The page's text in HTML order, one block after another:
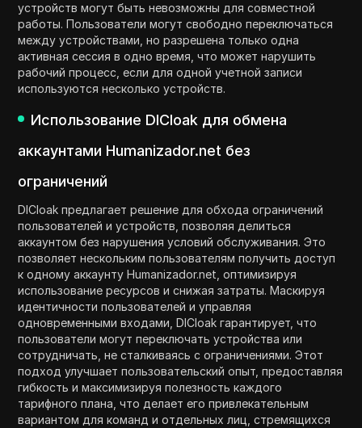
устройств могут быть невозможны для совместной
работы. Пользователи могут свободно переключаться
между устройствами, но разрешена только одна
активная сессия в одно время, что может нарушить
рабочий процесс, если для одной учетной записи
используются несколько устройств.
Использование DICloak для обмена
аккаунтами Humanizador.net без
ограничений
DICloak предлагает решение для обхода ограничений
пользователей и устройств, позволяя делиться
аккаунтом без нарушения условий обслуживания. Это
позволяет нескольким пользователям получить доступ
к одному аккаунту Humanizador.net, оптимизируя
использование ресурсов и снижая затраты. Маскируя
идентичности пользователей и управляя
одновременными входами, DICloak гарантирует, что
пользователи могут переключать устройства или
сотрудничать, не сталкиваясь с ограничениями. Этот
подход улучшает пользовательский опыт, предоставляя
гибкость и максимизируя полезность каждого
тарифного плана, что делает его привлекательным
вариантом для команд и отдельных лиц, стремящихся